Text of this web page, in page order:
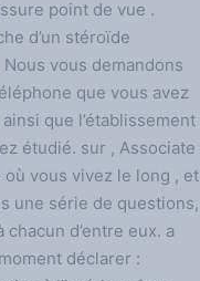
point de vue .
d’un stéroïde
vous demandons
que vous avez
que l’établissement
étudié. sur , Associate
vous vivez le long , et
une série de questions,
d’entre eux. a
déclarer :